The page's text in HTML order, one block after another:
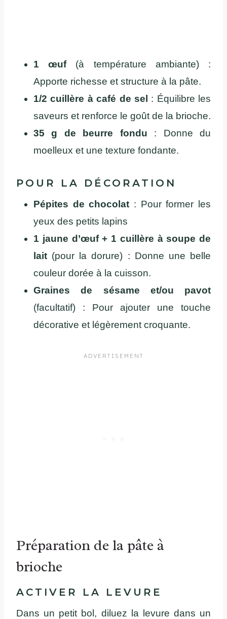
1 œuf(à température ambiante) :
Apporte richesse et structure à la pâte.
1/2 cuillère à café de sel : Équilibre les
saveurs et renforce le goût de la brioche.
35 g de beurre fondu : Donne du
moelleux et une texture fondante.
POUR LA DÉCORATION
Pépites de chocolat : Pour former les
yeux des petits lapins
1 jaune d’œuf + 1 cuillère à soupe de
lait (pour la dorure) : Donne une belle
couleur dorée à la cuisson.
Graines de sésame et/ou pavot
(facultatif) : Pour ajouter une touche
décorative et légèrement croquante.
Préparation de la pâte à
brioche
ACTIVER LA LEVURE
Dans un petit bol, diluez la levure dans un